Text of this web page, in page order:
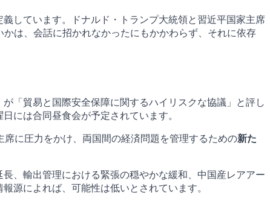
しています。ドナルド・トランプ大統領と習近平国家主席
は、会話に招かれなかったにもかかわらず、それに依存
「貿易と国際安全保障に関するハイリスクな協議」と評し
には合同昼食会が予定されています。
に圧力をかけ、両国間の経済問題を管理するための新た
、輸出管理における緊張の穏やかな緩和、中国産レアアー
源によれば、可能性は低いとされています。